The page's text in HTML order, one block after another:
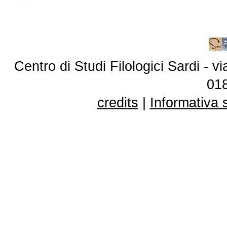
Centro di Studi Filologici Sardi -
credits
Informativa